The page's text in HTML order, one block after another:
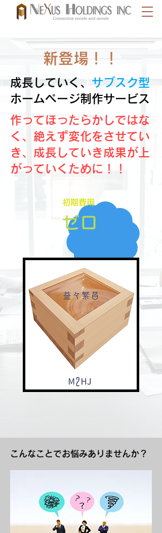
新登場！！
成長していく、 サブスク型
​ホームページ制作サービス
作ってほったらかしではな
く、絶えず変化をさせてい
き、成長していき成果が上
がっていくために！！
初期費用
ゼロ
こんなことでお悩みありませんか？